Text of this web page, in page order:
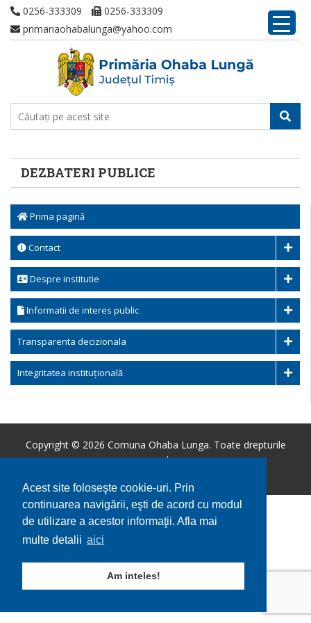
Acest site foloseşte cookie-uri. Prin
continuarea navigării, eşti de acord cu modul
de utilizare a acestor informaţii. Afla mai
multe detalii aici
Am inteles!
0256-333309
0256-333309
primariaohabalunga@yahoo.com
DEZBATERI PUBLICE
Prima pagină
Contact
Despre institutie
Informatii de interes public
Transparenta decizionala
Integritatea instituțională
Copyright © 2026 Comuna Ohaba Lunga. Toate drepturile
rezervate.